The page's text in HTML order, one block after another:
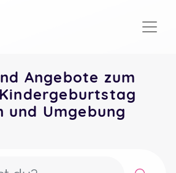
Angebote zum
und Umgebung